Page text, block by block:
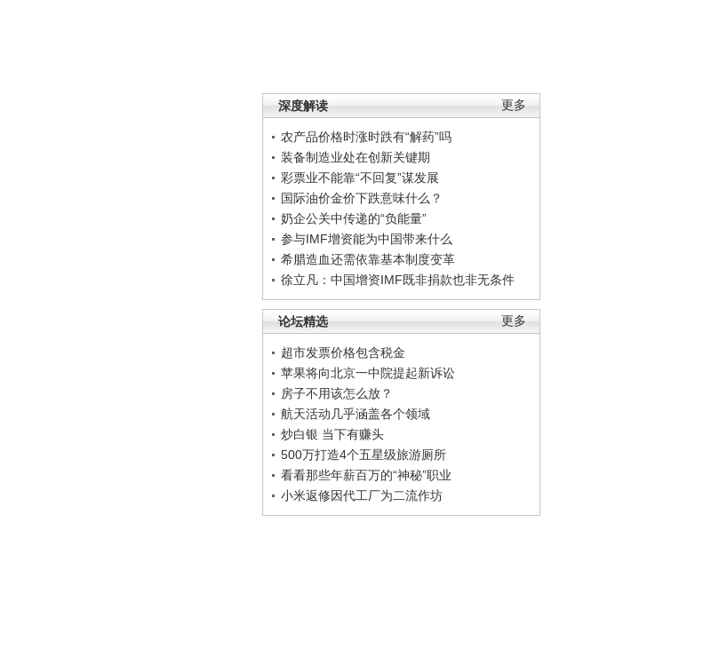
更多
深度解读
农产品价格时涨时跌有“解药”吗
装备制造业处在创新关键期
彩票业不能靠“不回复”谋发展
国际油价金价下跌意味什么？
奶企公关中传递的“负能量”
参与IMF增资能为中国带来什么
希腊造血还需依靠基本制度变革
徐立凡：中国增资IMF既非捐款也非无条件
更多
论坛精选
超市发票价格包含税金
苹果将向北京一中院提起新诉讼
房子不用该怎么放？
航天活动几乎涵盖各个领域
炒白银 当下有赚头
500万打造4个五星级旅游厕所
看看那些年薪百万的“神秘”职业
小米返修因代工厂为二流作坊